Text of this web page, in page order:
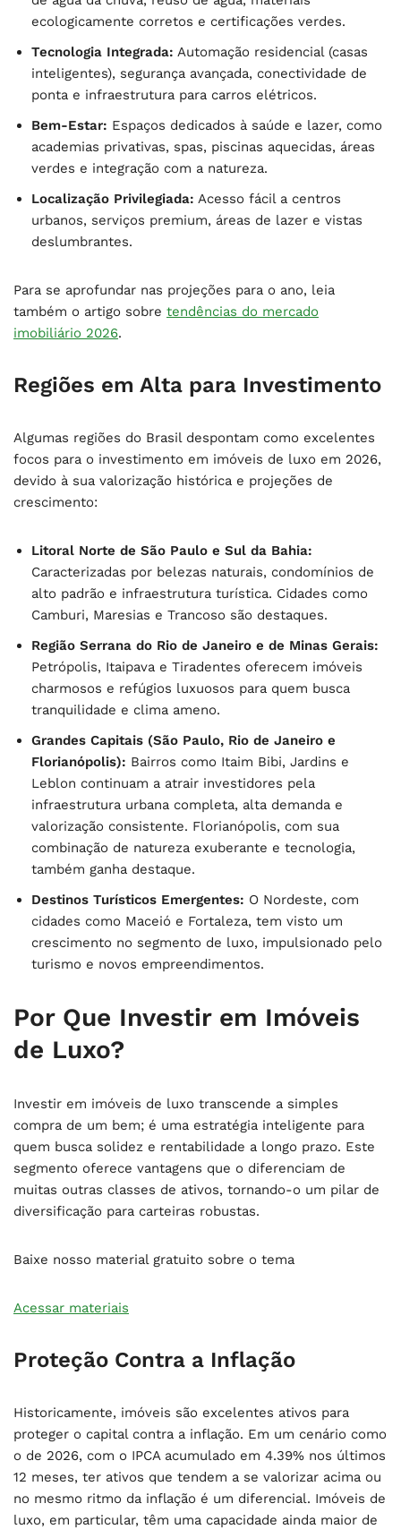
ecologicamente corretos e certificações verdes.
Tecnologia Integrada: Automação residencial (casas
inteligentes), segurança avançada, conectividade de
ponta e infraestrutura para carros elétricos.
Bem-Estar: Espaços dedicados à saúde e lazer, como
academias privativas, spas, piscinas aquecidas, áreas
verdes e integração com a natureza.
Localização Privilegiada: Acesso fácil a centros
urbanos, serviços premium, áreas de lazer e vistas
deslumbrantes.
Para se aprofundar nas projeções para o ano, leia
também o artigo sobre tendências do mercado
imobiliário 2026.
Regiões em Alta para Investimento
Algumas regiões do Brasil despontam como excelentes
focos para o investimento em imóveis de luxo em 2026,
devido à sua valorização histórica e projeções de
crescimento:
Litoral Norte de São Paulo e Sul da Bahia:
Caracterizadas por belezas naturais, condomínios de
alto padrão e infraestrutura turística. Cidades como
Camburi, Maresias e Trancoso são destaques.
Região Serrana do Rio de Janeiro e de Minas Gerais:
Petrópolis, Itaipava e Tiradentes oferecem imóveis
charmosos e refúgios luxuosos para quem busca
tranquilidade e clima ameno.
Grandes Capitais (São Paulo, Rio de Janeiro e
Florianópolis): Bairros como Itaim Bibi, Jardins e
Leblon continuam a atrair investidores pela
infraestrutura urbana completa, alta demanda e
valorização consistente. Florianópolis, com sua
combinação de natureza exuberante e tecnologia,
também ganha destaque.
Destinos Turísticos Emergentes: O Nordeste, com
cidades como Maceió e Fortaleza, tem visto um
crescimento no segmento de luxo, impulsionado pelo
turismo e novos empreendimentos.
Por Que Investir em Imóveis
de Luxo?
Investir em imóveis de luxo transcende a simples
compra de um bem; é uma estratégia inteligente para
quem busca solidez e rentabilidade a longo prazo. Este
segmento oferece vantagens que o diferenciam de
muitas outras classes de ativos, tornando-o um pilar de
diversificação para carteiras robustas.
Baixe nosso material gratuito sobre o tema
Acessar materiais
Proteção Contra a Inflação
Historicamente, imóveis são excelentes ativos para
proteger o capital contra a inflação. Em um cenário como
o de 2026, com o IPCA acumulado em 4.39% nos últimos
12 meses, ter ativos que tendem a se valorizar acima ou
no mesmo ritmo da inflação é um diferencial. Imóveis de
luxo, em particular, têm uma capacidade ainda maior de